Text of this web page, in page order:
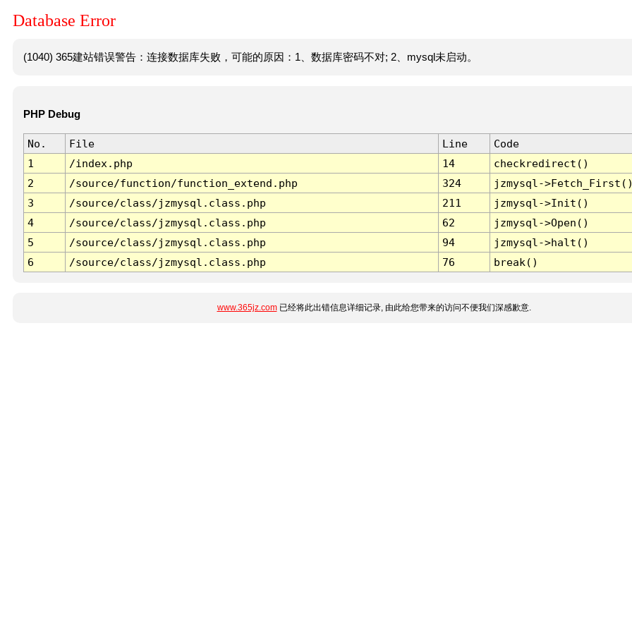
Database Error
(1040) 365建站错误警告：连接数据库失败，可能的原因：1、数据库密码不对; 2、mysql未启动。
PHP Debug
No. File Line
Code
1
/index.php 14
checkredirect()
2
/source/function/function_extend.php 324
jzmysql-
3
/source/class/jzmysql.class.php 211
jzmysql->Init()
4
/source/class/jzmysql.class.php 62
jzmysql->Open()
5
/source/class/jzmysql.class.php 94
jzmysql->halt()
6
/source/class/jzmysql.class.php 76 break()
www.365jz.com已经将此出错信息详细记录, 由此给您带来的访问不便我们深感歉意.